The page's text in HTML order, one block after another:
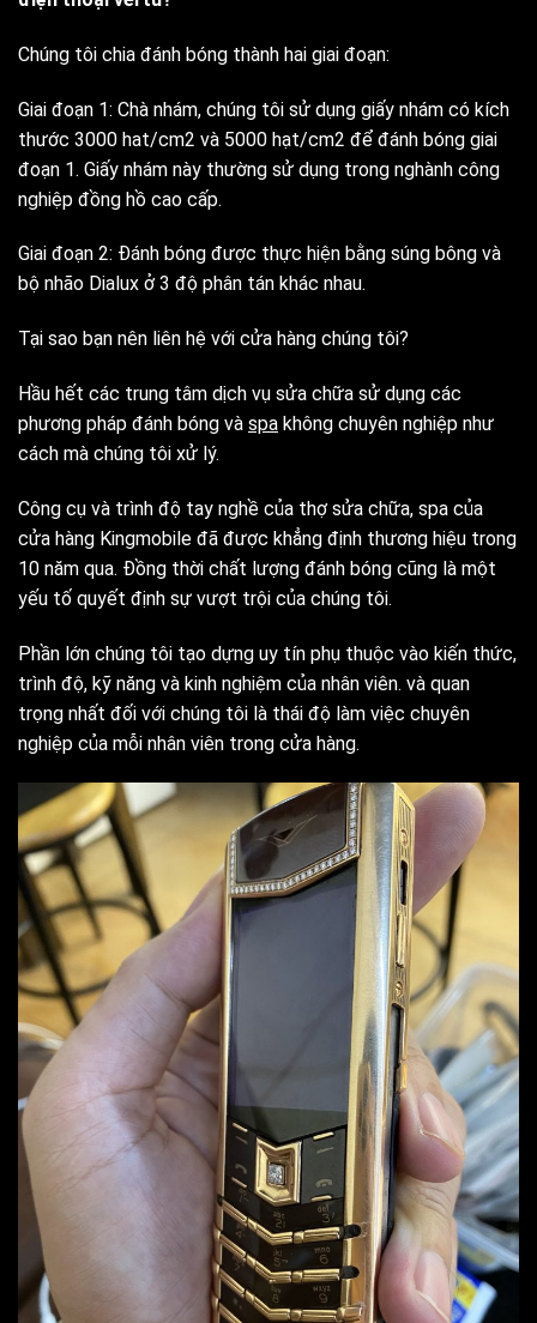
Chúng tôi chia đánh bóng thành hai giai đoạn:
Giai đoạn 1: Chà nhám, chúng tôi sử dụng giấy nhám có kích
thước 3000 hat/cm2 và 5000 hạt/cm2 để đánh bóng giai
đoạn 1. Giấy nhám này thường sử dụng trong nghành công
nghiệp đồng hồ cao cấp.
Giai đoạn 2: Đánh bóng được thực hiện bằng súng bông và
bộ nhão Dialux ở 3 độ phân tán khác nhau.
Tại sao bạn nên liên hệ với cửa hàng chúng tôi?
Hầu hết các trung tâm dịch vụ sửa chữa sử dụng các
phương pháp đánh bóng và spa không chuyên nghiệp như
cách mà chúng tôi xử lý.
Công cụ và trình độ tay nghề của thợ sửa chữa, spa của
cửa hàng Kingmobile đã được khẳng định thương hiệu trong
10 năm qua. Đồng thời chất lượng đánh bóng cũng là một
yếu tố quyết định sự vượt trội của chúng tôi.
Phần lớn chúng tôi tạo dựng uy tín phụ thuộc vào kiến thức,
trình độ, kỹ năng và kinh nghiệm của nhân viên. và quan
trọng nhất đối với chúng tôi là thái độ làm việc chuyên
nghiệp của mỗi nhân viên trong cửa hàng.